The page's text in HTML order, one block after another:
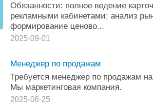
Обязанности: полное ведение
рекламными кабинетами; анализ
формирование ценово...
2025-09-01
Менеджер по продажам
Требуется менеджер по продажам
Мы маркетинговая компания.
2025-08-25